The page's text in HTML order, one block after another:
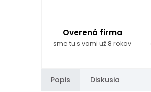
Overená firma
sme tu s vami už 8 rokov
Popis Diskusia